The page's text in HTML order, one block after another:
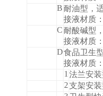
B 耐油型，
接液材质
C 耐酸碱型
接液材质
D食品卫生
接液材质
1 法兰安
2支架安